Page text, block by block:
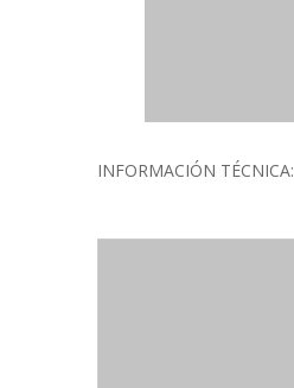
INFORMACIÓN TÉCNICA: